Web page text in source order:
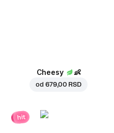
Cheesy 👶
od 679,00 RSD
hit